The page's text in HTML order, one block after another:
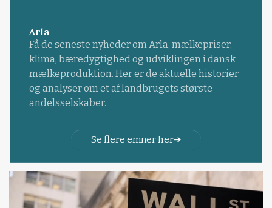
Arla
Få de seneste nyheder om Arla, mælkepriser,
klima, bæredygtighed og udviklingen i dansk
mælkeproduktion. Her er de aktuelle historier
og analyser om et af landbrugets største
andelsselskaber.
Se flere emner her